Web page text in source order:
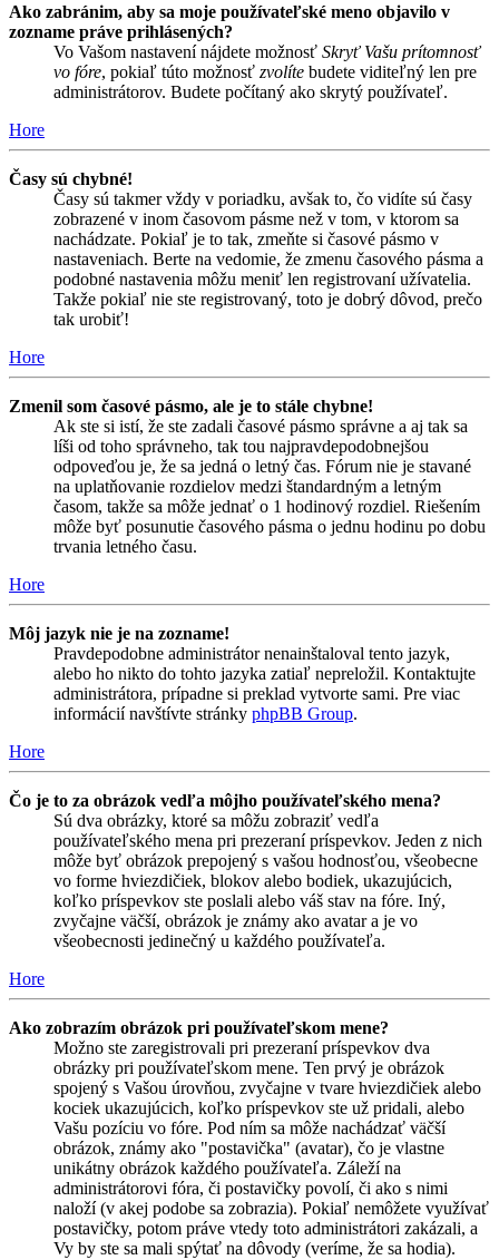
Ako zabránim, aby sa moje používateľské meno objavilo v
zozname práve prihlásených?
Vo Vašom nastavení nájdete možnosť Skryť Vašu prítomnosť
vo fóre, pokiaľ túto možnosť zvolíte budete viditeľný len pre
administrátorov. Budete počítaný ako skrytý používateľ.
Hore
Časy sú chybné!
Časy sú takmer vždy v poriadku, avšak to, čo vidíte sú časy
zobrazené v inom časovom pásme než v tom, v ktorom sa
nachádzate. Pokiaľ je to tak, zmeňte si časové pásmo v
nastaveniach. Berte na vedomie, že zmenu časového pásma a
podobné nastavenia môžu meniť len registrovaní užívatelia.
Takže pokiaľ nie ste registrovaný, toto je dobrý dôvod, prečo
tak urobiť!
Hore
Zmenil som časové pásmo, ale je to stále chybne!
Ak ste si istí, že ste zadali časové pásmo správne a aj tak sa
líši od toho správneho, tak tou najpravdepodobnejšou
odpoveďou je, že sa jedná o letný čas. Fórum nie je stavané
na uplatňovanie rozdielov medzi štandardným a letným
časom, takže sa môže jednať o 1 hodinový rozdiel. Riešením
môže byť posunutie časového pásma o jednu hodinu po dobu
trvania letného času.
Hore
Môj jazyk nie je na zozname!
Pravdepodobne administrátor nenainštaloval tento jazyk,
alebo ho nikto do tohto jazyka zatiaľ nepreložil. Kontaktujte
administrátora, prípadne si preklad vytvorte sami. Pre viac
informácií navštívte stránky phpBB Group.
Hore
Čo je to za obrázok vedľa môjho používateľského mena?
Sú dva obrázky, ktoré sa môžu zobraziť vedľa
používateľského mena pri prezeraní príspevkov. Jeden z nich
môže byť obrázok prepojený s vašou hodnosťou, všeobecne
vo forme hviezdičiek, blokov alebo bodiek, ukazujúcich,
koľko príspevkov ste poslali alebo váš stav na fóre. Iný,
zvyčajne väčší, obrázok je známy ako avatar a je vo
všeobecnosti jedinečný u každého používateľa.
Hore
Ako zobrazím obrázok pri používateľskom mene?
Možno ste zaregistrovali pri prezeraní príspevkov dva
obrázky pri používateľskom mene. Ten prvý je obrázok
spojený s Vašou úrovňou, zvyčajne v tvare hviezdičiek alebo
kociek ukazujúcich, koľko príspevkov ste už pridali, alebo
Vašu pozíciu vo fóre. Pod ním sa môže nachádzať väčší
obrázok, známy ako "postavička" (avatar), čo je vlastne
unikátny obrázok každého používateľa. Záleží na
administrátorovi fóra, či postavičky povolí, či ako s nimi
naloží (v akej podobe sa zobrazia). Pokiaľ nemôžete využívať
postavičky, potom práve vtedy toto administrátori zakázali, a
Vy by ste sa mali spýtať na dôvody (veríme, že sa hodia).